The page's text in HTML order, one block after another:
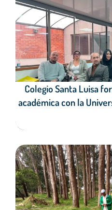
Colegio Santa Luisa
académica con la